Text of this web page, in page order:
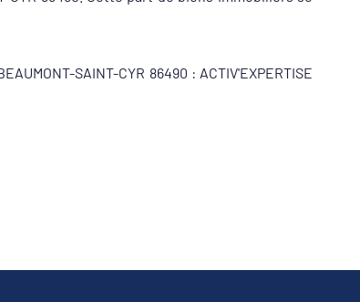
SAINT-CYR 86490 : ACTIV'EXPERTISE